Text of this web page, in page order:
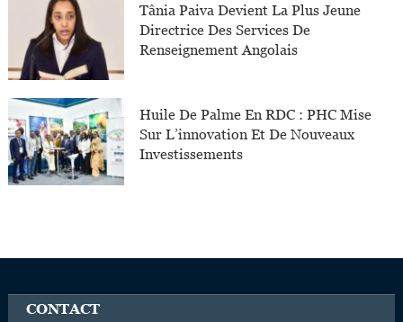
Tânia Paiva Devient La Plus Jeune
Directrice Des Services De
Renseignement Angolais
Huile De Palme En RDC : PHC Mise
Sur L’innovation Et De Nouveaux
Investissements
CONTACT